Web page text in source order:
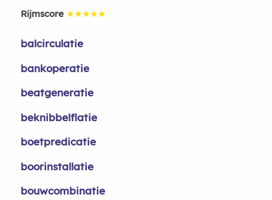
Rijmscore ★★★★★
balcirculatie
bankoperatie
beatgeneratie
beknibbelflatie
boetpredicatie
boorinstallatie
bouwcombinatie